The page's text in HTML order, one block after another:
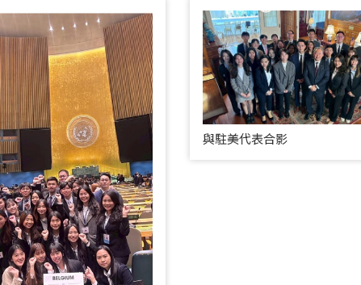
與駐美代表合影